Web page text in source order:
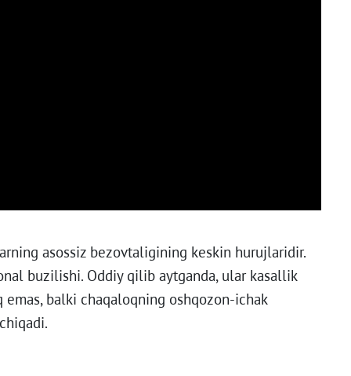
asossiz bezovtaligining keskin hurujlaridir.
buzilishi. Oddiy qilib aytganda, ular kasallik
balki chaqaloqning oshqozon-ichak